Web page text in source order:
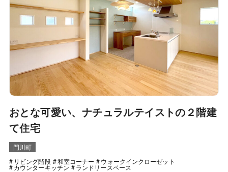
おとな可愛い、ナチュラルテイストの２階建
て住宅
門川町
リビング階段
和室コーナー ウォークインクローゼット
カウンターキッチン ランドリースペース